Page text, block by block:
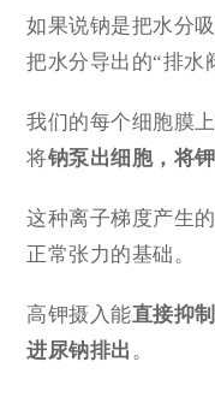
如果说钠是把水分
把水分导出的“排水
我们的每个细胞膜
将钠泵出细胞，将
这种离子梯度产生
正常张力的基础。
高钾摄入能直接抑
进尿钠排出 。